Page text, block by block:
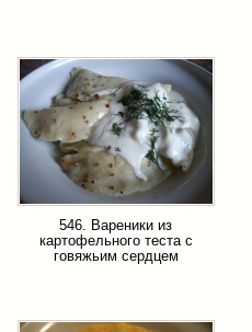
546. Вареники из
картофельного теста с
говяжьим сердцем